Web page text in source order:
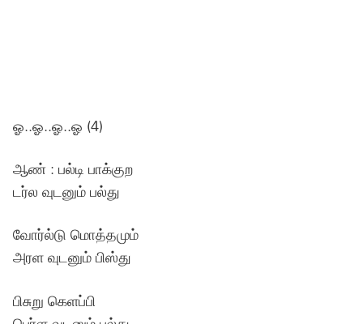
ஓ..ஓ..ஓ..ஓ (4)
ஆண் : பல்டி பாக்குற
டர்ல வுடனும் பல்து
வோர்ல்டு மொத்தமும்
அரள வுடனும் பிஸ்து
பிசுறு கெளப்பி